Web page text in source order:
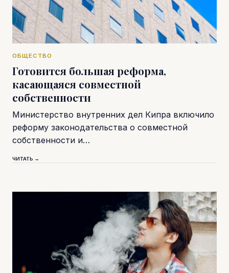
ОБЩЕСТВО
Готовится большая реформа,
касающаяся совместной
собственности
Министерство внутренних дел Кипра включило
реформу законодательства о совместной
собственности и…
ЧИТАТЬ →